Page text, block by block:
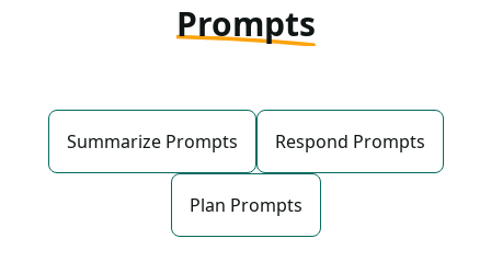
Prompts
Summarize Prompts Respond Prompts
Plan Prompts